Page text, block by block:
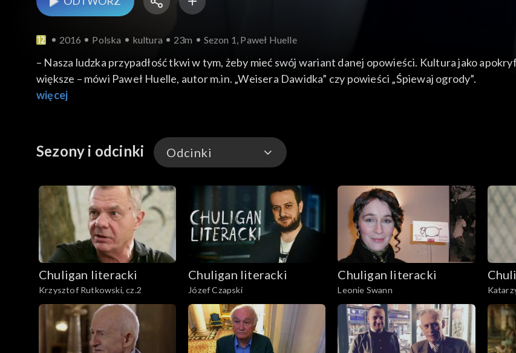
2016 Polska kultura 23m Sezon 1, Paweł Huelle
– Nasza ludzka przypadłość tkwi w tym, żeby mieć swój wariant danej opowieści. Kultura jako
większe – mówi Paweł Huelle, autor m.in. „Weisera Dawidka” czy powieści „Śpiewaj ogrody”.
więcej
Sezony i odcinki Odcinki
Odcinki
Chuligan literacki
Krzysztof Rutkowski, cz.2
Chuligan literacki
Józef Czapski
Chuligan literacki
Leonie Swann